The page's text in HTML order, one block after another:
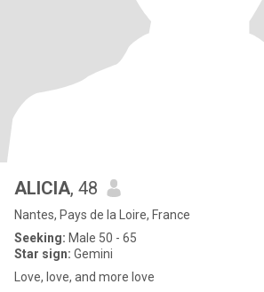
ALICIA, 48
Nantes, Pays de la Loire, France
Seeking: Male 50 - 65
Star sign: Gemini
Love, love, and more love